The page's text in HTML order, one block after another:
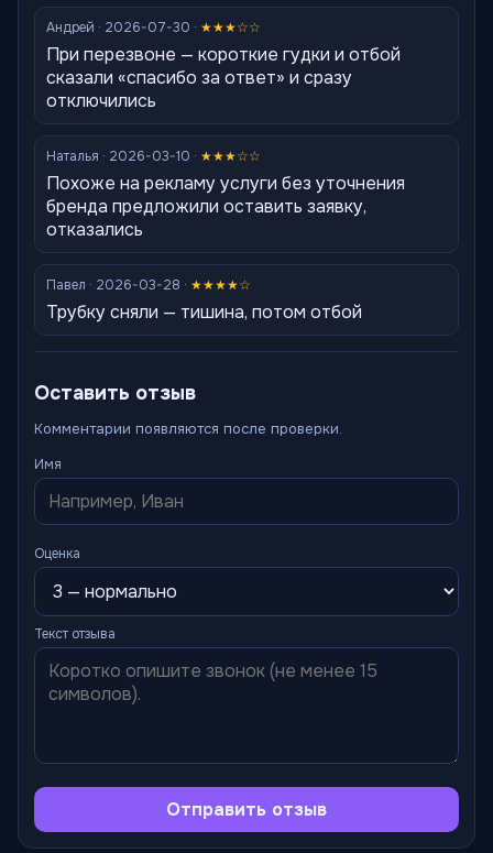
Андрей · 2026-07-30 · ★★★☆☆
При перезвоне — короткие гудки и отбой
сказали «спасибо за ответ» и сразу
отключились
Наталья · 2026-03-10 · ★★★☆☆
Похоже на рекламу услуги без уточнения
бренда предложили оставить заявку,
отказались
Павел · 2026-03-28 · ★★★★☆
Трубку сняли — тишина, потом отбой
Оставить отзыв
Комментарии появляются после проверки.
Имя
Оценка
Текст отзыва
Отправить отзыв